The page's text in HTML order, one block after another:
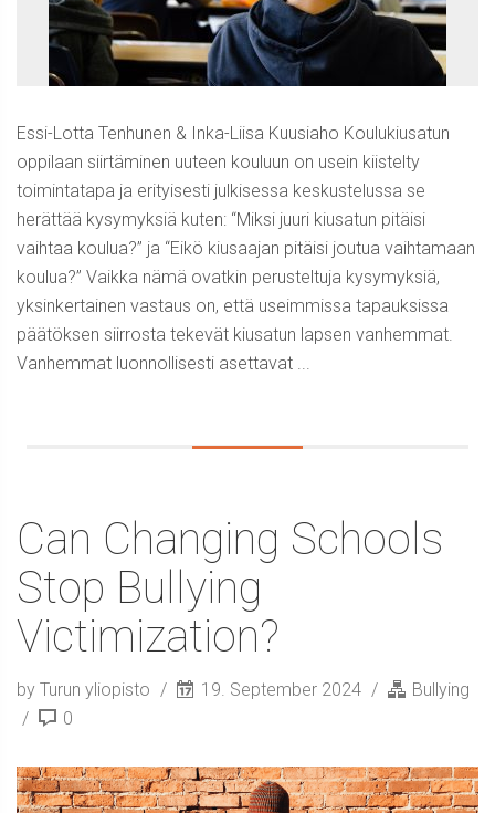
Essi-Lotta Tenhunen & Inka-Liisa Kuusiaho Koulukiusatun
oppilaan siirtäminen uuteen kouluun on usein kiistelty
toimintatapa ja erityisesti julkisessa keskustelussa se
herättää kysymyksiä kuten: “Miksi juuri kiusatun pitäisi
vaihtaa koulua?” ja “Eikö kiusaajan pitäisi joutua vaihtamaan
koulua?” Vaikka nämä ovatkin perusteltuja kysymyksiä,
yksinkertainen vastaus on, että useimmissa tapauksissa
päätöksen siirrosta tekevät kiusatun lapsen vanhemmat.
Vanhemmat luonnollisesti asettavat ...
Can Changing Schools
Stop Bullying
Victimization?
by Turun yliopisto 19. September 2024
Bullying
0